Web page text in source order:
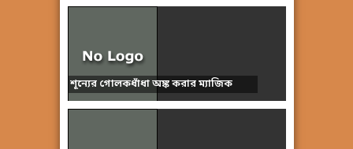
শূন্যের গোলকধাঁধা অঙ্ক করার ম্যাজিক